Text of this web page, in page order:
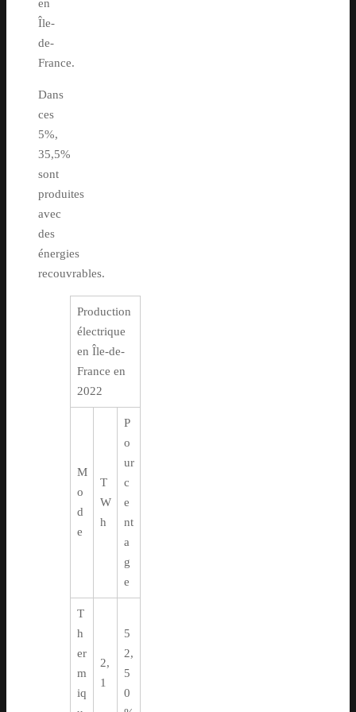
en
Île-
de-
France.
Dans
ces
5%,
35,5%
sont
produites
avec
des
énergies
recouvrables.
Production
électrique
en Île-de-
France en
2022
M
o
d
e
T
W
h
P
o
ur
c
e
nt
a
g
e
T
h
er
m
iq
2,
1
5
2,
5
0